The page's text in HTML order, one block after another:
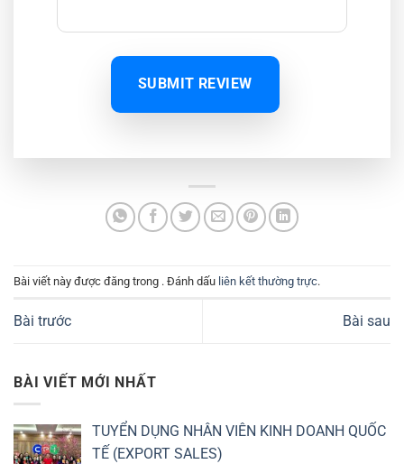
SUBMIT REVIEW
Bài viết này được đăng trong . Đánh dấu liên kết thường trực.
Bài trước Bài sau
BÀI VIẾT MỚI NHẤT
TUYỂN DỤNG NHÂN VIÊN KINH DOANH QUỐC
TẾ (EXPORT SALES)